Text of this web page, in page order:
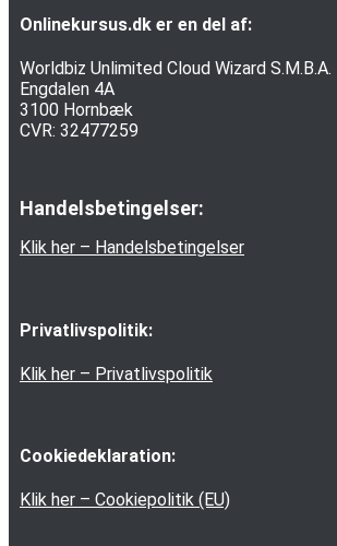
Onlinekursus.dk er en del af:
Worldbiz Unlimited Cloud Wizard S.M.B.A.
Engdalen 4A
3100 Hornbæk
CVR: 32477259
Handelsbetingelser:
Klik her – Handelsbetingelser
Privatlivspolitik:
Klik her – Privatlivspolitik
Cookiedeklaration:
Klik her – Cookiepolitik (EU)